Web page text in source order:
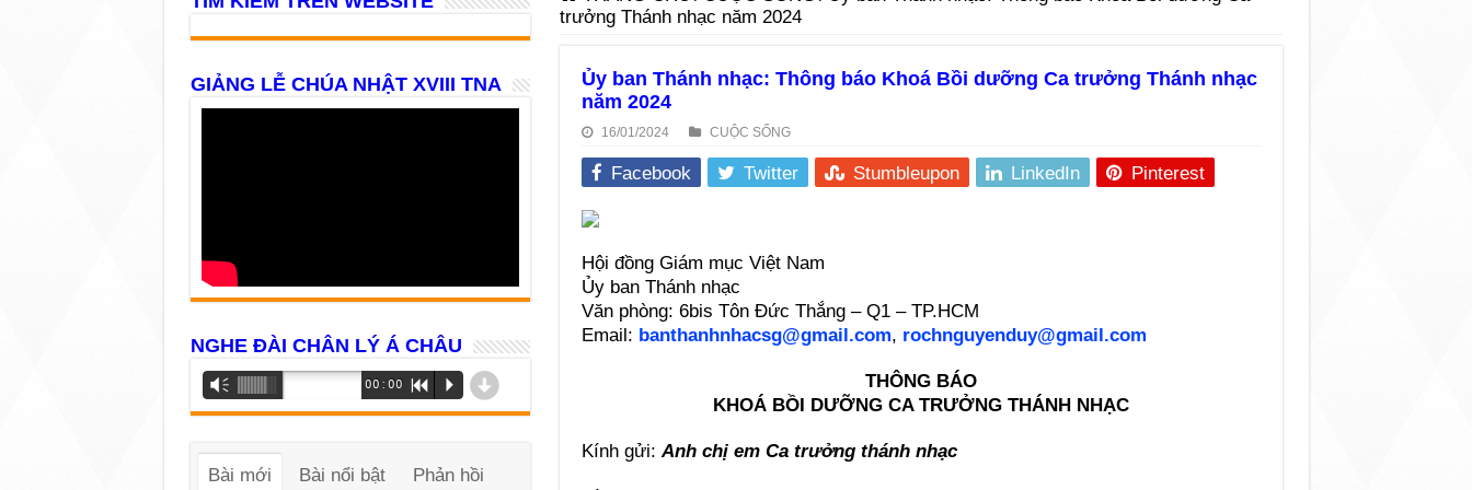
trưởng Thánh nhạc năm 2024
Ủy ban Thánh nhạc: Thông báo Khoá Bồi dưỡng Ca trưởng Thánh nhạc
năm 2024
16/01/2024 CUỘC SỐNG
Facebook Twitter Stumbleupon LinkedIn Pinterest
Hội đồng Giám mục Việt Nam
Ủy ban Thánh nhạc
Văn phòng: 6bis Tôn Đức Thắng – Q1 – TP.HCM
Email: banthanhnhacsg@gmail.com, rochnguyenduy@gmail.com
THÔNG BÁO
KHOÁ BỒI DƯỠNG CA TRƯỞNG THÁNH NHẠC
Kính gửi:Anh chị emCa trưởng thánh nhạc
GIẢNG LỄ CHÚA NHẬT XVIII TNA
NGHE ĐÀI CHÂN LÝ Á CHÂU
Trình
phát
âm
Vm 00:00 R P d
Bài mới Bài nổi bật Phản hồi